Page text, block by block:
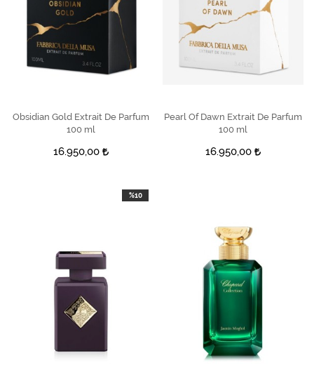
SEPETE EKLE
Obsidian Gold Extrait De Parfum
100 ml
16.950,00
SEPETE EKLE
Pearl Of Dawn Extrait De Parfum
100 ml
16.950,00
%10